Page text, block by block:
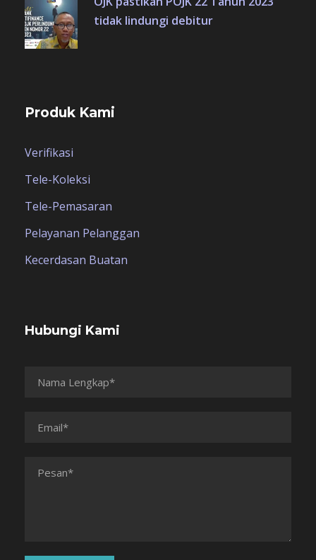
tidak lindungi debitur
Produk Kami
Verifikasi
Tele-Koleksi
Tele-Pemasaran
Pelayanan Pelanggan
Kecerdasan Buatan
Hubungi Kami